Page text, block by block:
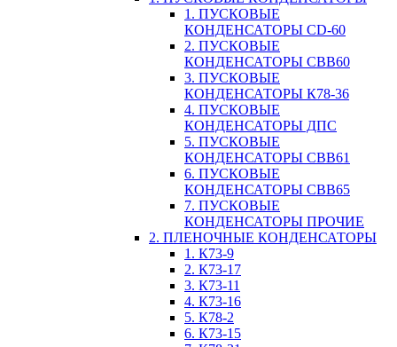
1. ПУСКОВЫЕ
КОНДЕНСАТОРЫ CD-60
2. ПУСКОВЫЕ
КОНДЕНСАТОРЫ CBB60
3. ПУСКОВЫЕ
КОНДЕНСАТОРЫ К78-36
4. ПУСКОВЫЕ
КОНДЕНСАТОРЫ ДПС
5. ПУСКОВЫЕ
КОНДЕНСАТОРЫ CBB61
6. ПУСКОВЫЕ
КОНДЕНСАТОРЫ CBB65
7. ПУСКОВЫЕ
КОНДЕНСАТОРЫ ПРОЧИЕ
2. ПЛЕНОЧНЫЕ КОНДЕНСАТОРЫ
1. К73-9
2. К73-17
3. К73-11
4. К73-16
5. К78-2
6. К73-15